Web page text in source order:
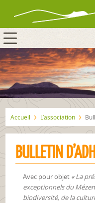
Accueil L’association
BULLETIN
Avec pour objet « La
exceptionnels du
biodiversité, de la